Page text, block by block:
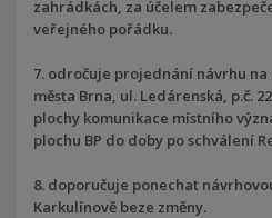
zahrádkách, za účelem
veřejného pořádku.
7. odročuje projednání návrhu
města Brna, ul. Ledárenská, p.č.
plochy komunikace místního
plochu BP do doby po schválení
8. doporučuje ponechat
Karkulínově beze změny.